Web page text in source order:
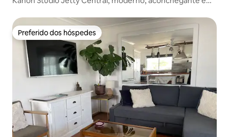
Preferido dos hóspedes
Preferido dos hóspedes